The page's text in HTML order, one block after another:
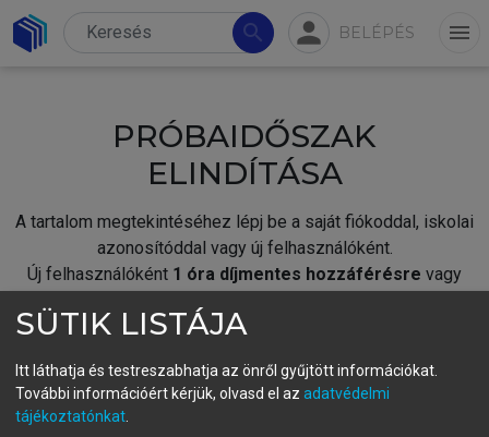
search person BELÉPÉS menu
PRÓBAIDŐSZAK
ELINDÍTÁSA
A tartalom megtekintéséhez lépj be a saját fiókoddal, iskolai
azonosítóddal vagy új felhasználóként.
Új felhasználóként 1 óra díjmentes hozzáférésre vagy
fiókoddal,vagy hozz létre új fiókot.
A regisztráció után apróbaidőszakautomatikusan
SÜTIK LISTÁJA
Itt láthatja és testreszabhatja az önről gyűjtött információkat.
További információért kérjük, olvasd el az adatvédelmi
tájékoztatónkat